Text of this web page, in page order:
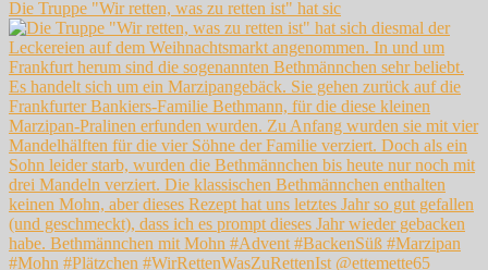
Die Truppe "Wir retten, was zu retten ist" hat sic